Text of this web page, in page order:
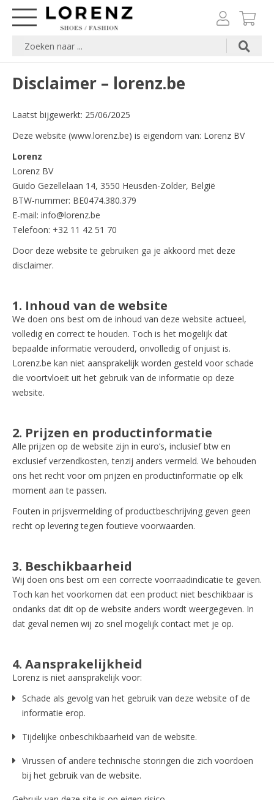
Disclaimer – lorenz.be
Laatst bijgewerkt: 25/06/2025
Deze website (www.lorenz.be) is eigendom van: Lorenz BV
Lorenz
Lorenz BV
Guido Gezellelaan 14, 3550 Heusden-Zolder, België
BTW-nummer: BE0474.380.379
E-mail: info@lorenz.be
Telefoon: +32 11 42 51 70
Door deze website te gebruiken ga je akkoord met deze
disclaimer.
1. Inhoud van de website
We doen ons best om de inhoud van deze website actueel,
volledig en correct te houden. Toch is het mogelijk dat
bepaalde informatie verouderd, onvolledig of onjuist is.
Lorenz.be kan niet aansprakelijk worden gesteld voor schade
die voortvloeit uit het gebruik van de informatie op deze
website.
2. Prijzen en productinformatie
Alle prijzen op de website zijn in euro’s, inclusief btw en
exclusief verzendkosten, tenzij anders vermeld. We behouden
ons het recht voor om prijzen en productinformatie op elk
moment aan te passen.
Fouten in prijsvermelding of productbeschrijving geven geen
recht op levering tegen foutieve voorwaarden.
3. Beschikbaarheid
Wij doen ons best om een correcte voorraadindicatie te geven.
Toch kan het voorkomen dat een product niet beschikbaar is
ondanks dat dit op de website anders wordt weergegeven. In
dat geval nemen wij zo snel mogelijk contact met je op.
4. Aansprakelijkheid
Lorenz is niet aansprakelijk voor:
Schade als gevolg van het gebruik van deze website of de
informatie erop.
Tijdelijke onbeschikbaarheid van de website.
Virussen of andere technische storingen die zich voordoen
bij het gebruik van de website.